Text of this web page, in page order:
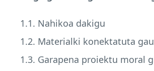
1.1. Nahikoa dakigu
1.2. Materialki konektatuta
1.3. Garapena proiektu moral